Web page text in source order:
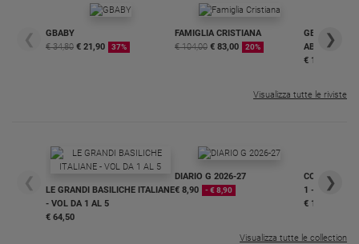
Mondo
Economia
Interviste
Papa
❮
GBABY
€ 34,80 € 21,90 37%
FAMIGLIA CRISTIANA
€ 104,00 € 83,00 20%
GBABY
€ 16,99
❯
Visualizza tutte le riviste
❮
LE GRANDI BASILICHE ITALIANE
- VOL DA 1 AL 5
€ 64,50
DIARIO G 2026-27
€ 8,90
- € 8,90
COLLANA
1 - 2
€ 18,50
❯
Visualizza tutte le collection